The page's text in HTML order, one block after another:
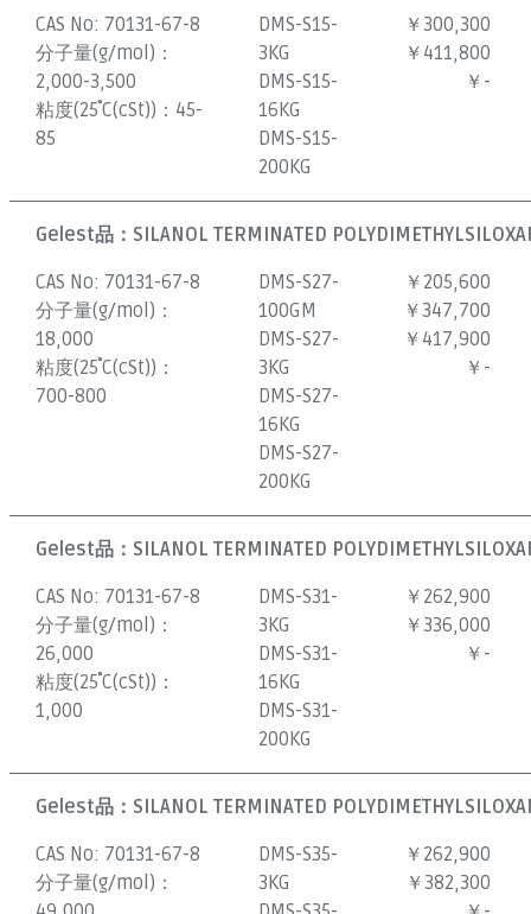
CAS No: 70131-67-8
分子量(g/mol)：
2,000-3,500
粘度(25˚C(cSt))： 45-
85
DMS-S15-
3KG
DMS-S15-
16KG
DMS-S15-
200KG
￥300,300
￥411,800
￥-
Gelest品： SILANOL TERMINATED
CAS No: 70131-67-8
分子量(g/mol)：
18,000
粘度(25˚C(cSt))：
700-800
DMS-S27-
100GM
DMS-S27-
3KG
DMS-S27-
16KG
DMS-S27-
200KG
￥205,600
￥347,700
￥417,900
￥-
Gelest品： SILANOL TERMINATED
CAS No: 70131-67-8
分子量(g/mol)：
26,000
粘度(25˚C(cSt))：
1,000
DMS-S31-
3KG
DMS-S31-
16KG
DMS-S31-
200KG
￥262,900
￥336,000
￥-
Gelest品： SILANOL TERMINATED
CAS No: 70131-67-8
分子量(g/mol)：
DMS-S35-
3KG
￥262,900
￥382,300